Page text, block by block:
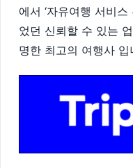
에서 ‘자유여행 서비
었던 신뢰할 수 있는
명한 최고의 여행사 입